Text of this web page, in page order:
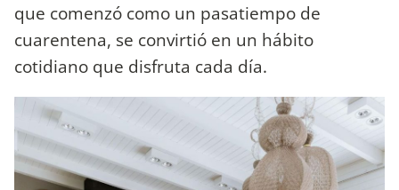
que comenzó como un pasatiempo de
cuarentena, se convirtió en un hábito
cotidiano que disfruta cada día.